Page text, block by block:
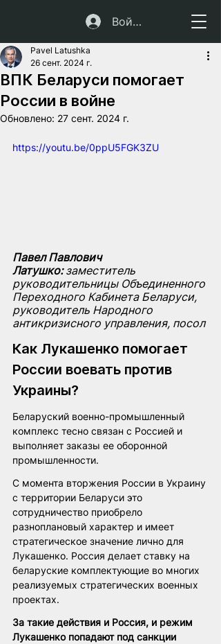
Войти
ВПК Беларуси помогает
России в войне
Pavel Latushka
26 сент. 2024 г.
Обновлено: 27 сент. 2024 г.
https://youtu.be/0ppU5FGK3ZU
Павел Павлович
Латушко: заместитель
руководительницы Объединенного
Переходного Кабинета Беларуси,
руководитель Народного
антикризисного управления, посол
Как Лукашенко помогает
России воевать против
Украины?
Беларуский военно-промышленный
комплекс тесно связан с Россией и
выполняет заказы ее оборонной
промышленности.
С момента вторжения России в Украину
с территории Беларуси это
сотрудничество приобрело
разноплановый характер и имеет
стратегическое значение лично для
Лукашенко. Россия делает ставку на
беларуские комплектующие во многих
реализуемых стратегических военных
проектах.
За такие действия и Россия, и режим
Лукашенко попадают под санкции